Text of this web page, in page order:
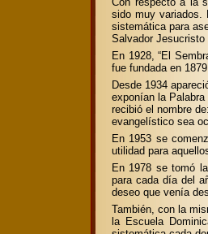
sido muy variados.
sistemática para
Salvador Jesucristo
En 1928, “El
fue fundada en
Desde 1934
exponían la
recibió el nombre
evangelístico sea
En 1953 se
utilidad para
En 1978 se tomó
para cada día del
deseo que venía
También, con la
la Escuela